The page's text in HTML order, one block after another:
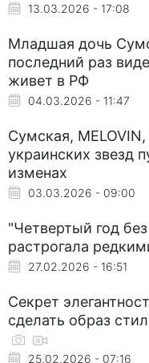
13.03.2026 - 17:08
Младшая дочь
последний раз
живет в РФ
04.03.2026 - 11:47
Сумская,
украинских звезд
изменах
03.03.2026 - 09:00
"Четвертый год
растрогала
27.02.2026 - 16:51
Секрет
сделать образ
25.02.2026 - 07:16